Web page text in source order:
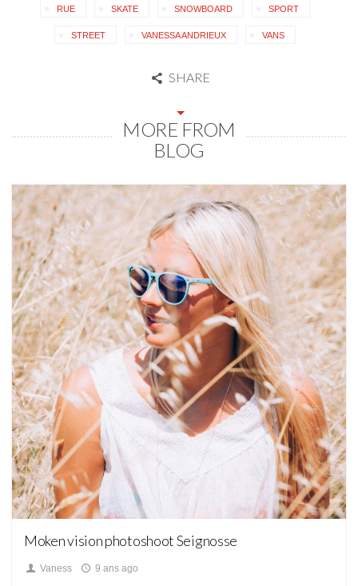
RUE SKATE SNOWBOARD SPORT
STREET VANESSA ANDRIEUX VANS
SHARE
MORE FROM
BLOG
Portfolio
Moken vision photoshoot Seignosse
Vaness 9 ans ago